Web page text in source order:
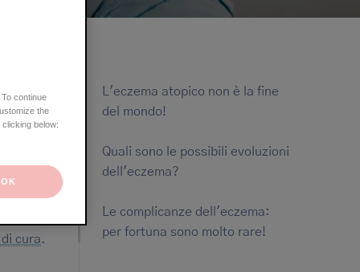
cura.
L'eczema atopico non è la fine
del mondo!
Quali sono le possibili evoluzioni
dell'eczema?
Le complicanze dell'eczema:
per fortuna sono molto rare!
continue
the
below:
OK